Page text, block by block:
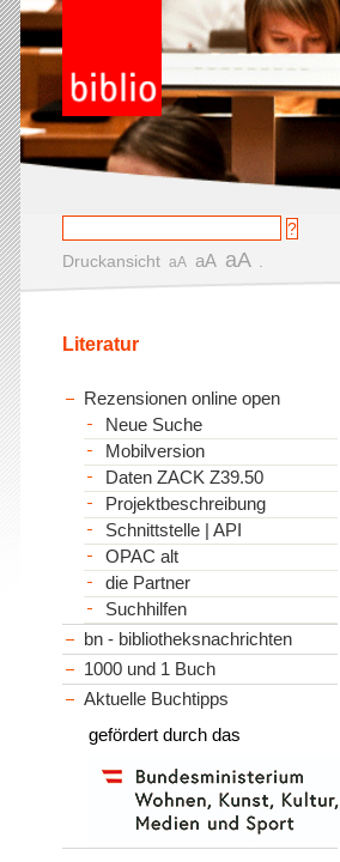
Druckansicht aA aA aA
Literatur
Rezensionen online open
Neue Suche
Mobilversion
Daten ZACK Z39.50
Projektbeschreibung
Schnittstelle | API
OPAC alt
die Partner
Suchhilfen
bn - bibliotheksnachrichten
1000 und 1 Buch
Aktuelle Buchtipps
gefördert durch das